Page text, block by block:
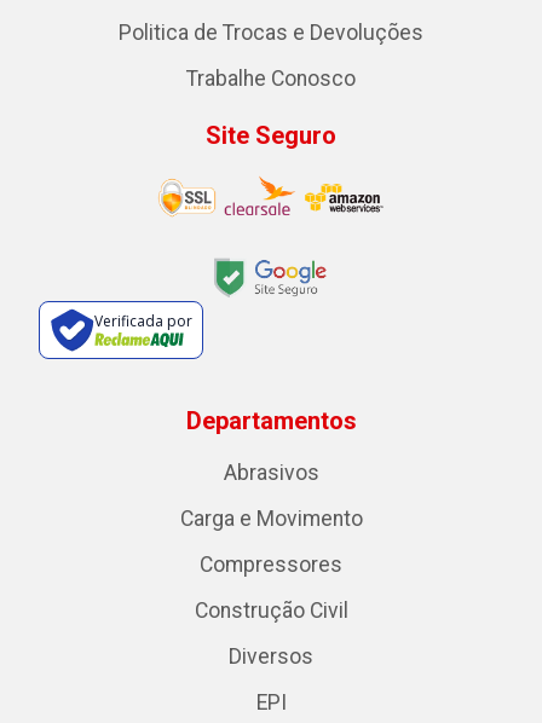
Politica de Trocas e Devoluções
Trabalhe Conosco
Site Seguro
Verificada por
Departamentos
Abrasivos
Carga e Movimento
Compressores
Construção Civil
Diversos
EPI